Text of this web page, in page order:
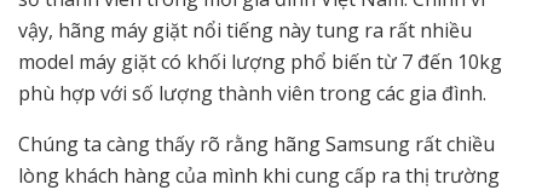
vậy, hãng máy giặt nổi tiếng này tung ra rất nhiều
model máy giặt có khối lượng phổ biến từ 7 đến 10kg
phù hợp với số lượng thành viên trong các gia đình.
Chúng ta càng thấy rõ rằng hãng Samsung rất chiều
lòng khách hàng của mình khi cung cấp ra thị trường